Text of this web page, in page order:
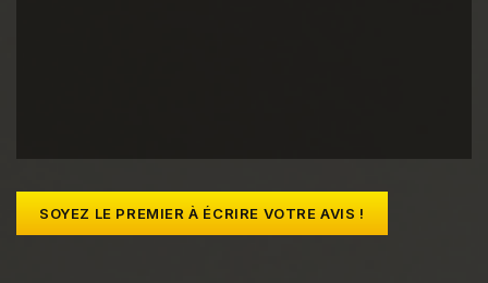
SOYEZ LE PREMIER À ÉCRIRE VOTRE AVIS !